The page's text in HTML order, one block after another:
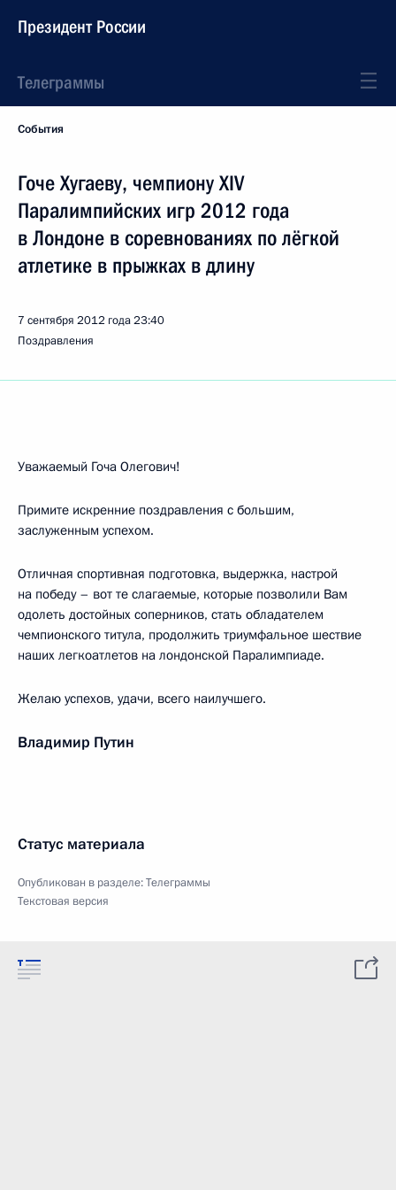
Президент России
Телеграммы
События
Гоче Хугаеву, чемпиону XIV
Паралимпийских игр 2012 года
в Лондоне в соревнованиях по лёгкой
атлетике в прыжках в длину
7 сентября 2012 года23:40
Поздравления
Уважаемый Гоча Олегович!
Примите искренние поздравления с большим,
заслуженным успехом.
Отличная спортивная подготовка, выдержка, настрой
на победу – вот те слагаемые, которые позволили Вам
одолеть достойных соперников, стать обладателем
чемпионского титула, продолжить триумфальное шествие
наших легкоатлетов на лондонской Паралимпиаде.
Желаю успехов, удачи, всего наилучшего.
Владимир Путин
Статус материала
Опубликован в разделе:Телеграммы
Текстовая версия